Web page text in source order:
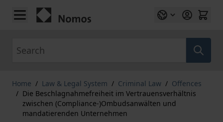
Skip to Content
Home / Law & Legal System / Criminal Law / Offences
/ Die Beschlagnahmefreiheit im Vertrauensverhältnis
zwischen (Compliance-)Ombudsanwälten und
mandatierenden Unternehmen